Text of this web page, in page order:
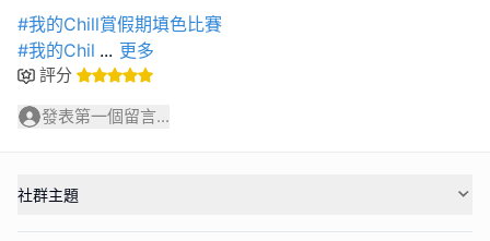
#我的Chill賞假期填色比賽
#我的Chil ... 更多
評分
發表第一個留言...
社群主題